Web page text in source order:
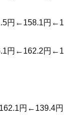
円←158.1円←1
円←162.2円←1
円←139.4円